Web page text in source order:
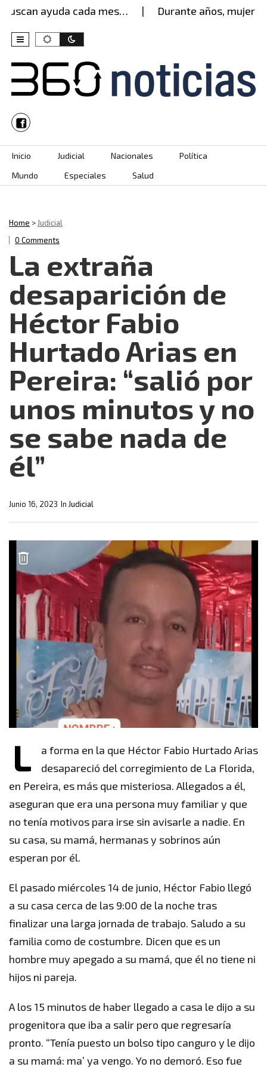
ayuda cada mes… Durante años, mujer
Skip to content
Inicio Judicial Nacionales
Política
Mundo
Especiales Salud
Home >Judicial
0 Comments
La extraña
desaparición de
Héctor Fabio
Hurtado Arias en
Pereira: “salió por
unos minutos y no
se sabe nada de
él”
In Judicial
Junio 16, 2023
L
a forma en la que Héctor Fabio Hurtado Arias
desapareció del corregimiento de La Florida,
en Pereira, es más que misteriosa. Allegados a él,
aseguran que era una persona muy familiar y que
no tenía motivos para irse sin avisarle a nadie. En
su casa, su mamá, hermanas y sobrinos aún
esperan por él.
El pasado miércoles 14 de junio, Héctor Fabio llegó
a su casa cerca de las 9:00 de la noche tras
finalizar una larga jornada de trabajo. Saludo a su
familia como de costumbre. Dicen que es un
hombre muy apegado a su mamá, que él no tiene ni
hijos ni pareja.
A los 15 minutos de haber llegado a casa le dijo a su
progenitora que iba a salir pero que regresaría
pronto. “Tenía puesto un bolso tipo canguro y le dijo
a su mamá: ma’ ya vengo. Yo no demoró. Eso fue